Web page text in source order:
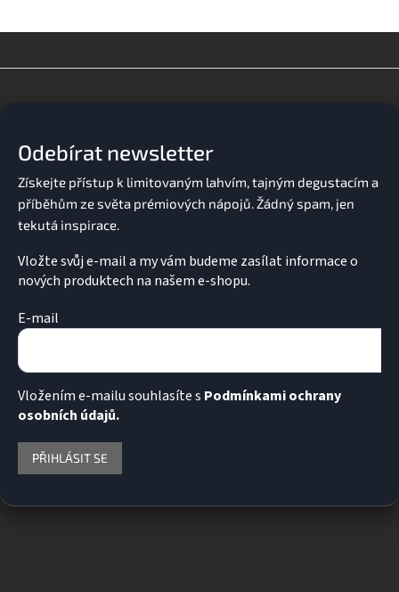
Odebírat newsletter
Vložte svůj e-mail a my vám budeme zasílat informace o
nových produktech na našem e-shopu.
E-mail
Vložením e-mailu souhlasíte s Podmínkami ochrany
osobních údajů.
PŘIHLÁSIT SE